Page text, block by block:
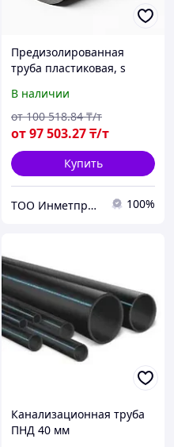
Предизолированная
труба пластиковая, s
12,7-2020 мм, s= 0,7-33 мм
В наличии
от97 503.27₸/т
от 100 518.84 ₸/т
Купить
ТОО Инметпром 100%
Канализационная труба
ПНД 40 мм